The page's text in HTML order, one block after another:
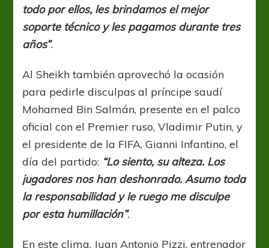
todo por ellos, les brindamos el mejor
soporte técnico y les pagamos durante tres
años”.
Al Sheikh también aprovechó la ocasión
para pedirle disculpas al príncipe saudí
Mohamed Bin Salmán, presente en el palco
oficial con el Premier ruso, Vladimir Putin, y
el presidente de la FIFA, Gianni Infantino, el
día del partido: “Lo siento, su alteza. Los
jugadores nos han deshonrado. Asumo toda
la responsabilidad y le ruego me disculpe
por esta humillación”.
En este clima, Juan Antonio Pizzi, entrenador